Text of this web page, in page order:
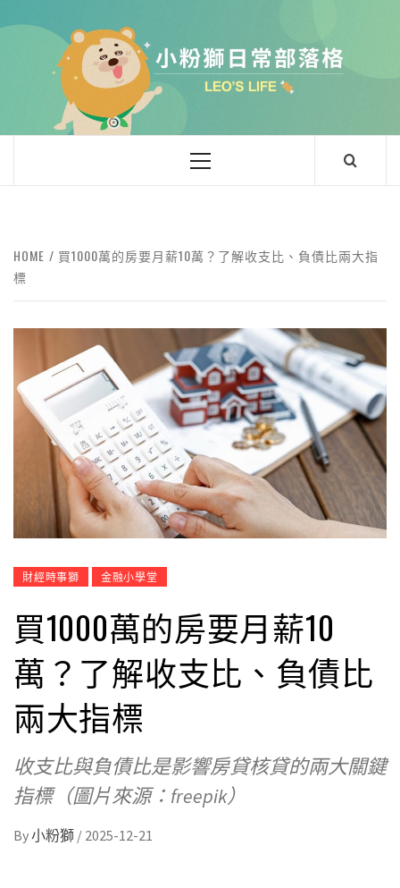
小粉獅日常
LEO'Ｓ LIFE
HOME
買1000萬的房要月薪10萬？了解收支比、負債比兩大指
標
財經時事獅 金融小學堂
買1000萬的房要月薪10
萬？了解收支比、負債比
兩大指標
收支比與負債比是影響房貸核貸的兩大關鍵
指標（圖片來源：freepik）
By小粉獅 / 2025-12-21